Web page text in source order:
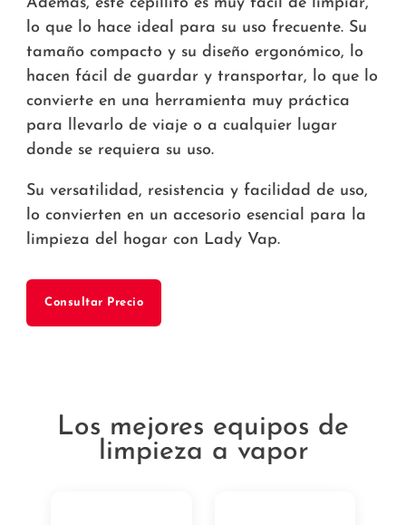
lo que lo hace ideal para su uso frecuente. Su
tamaño compacto y su diseño ergonómico, lo
hacen fácil de guardar y transportar, lo que lo
convierte en una herramienta muy práctica
para llevarlo de viaje o a cualquier lugar
donde se requiera su uso.
Su versatilidad, resistencia y facilidad de uso,
lo convierten en un accesorio esencial para la
limpieza del hogar con Lady Vap.
Consultar Precio
Los mejores equipos de
limpieza a vapor